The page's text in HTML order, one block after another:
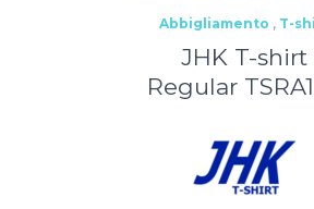
Abbigliamento , T-
JHK T-shirt
Regular